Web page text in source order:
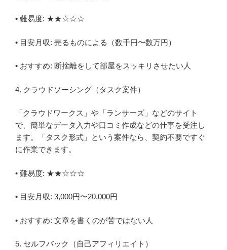
• 難易度: ★★☆☆☆
• 目安月収: 売るものによる（数千円〜数万円）
• おすすめ: 断捨離をして部屋をスッキリさせたい人
4. クラウドソーシング（タスク案件）
「クラウドワークス」や「ランサーズ」などのサイト
で、簡単なデータ入力や口コミ作成などの仕事を受注し
ます。「タスク形式」という案件なら、契約不要ですぐ
に作業できます。
• 難易度: ★★☆☆☆
• 目安月収: 3,000円〜20,000円
• おすすめ: 文章を書くのが苦ではない人
5. セルフバック（自己アフィリエイト）